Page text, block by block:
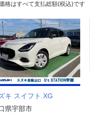
格はすべて支払総額(税込)です
キ スイフト XG
県宇部市